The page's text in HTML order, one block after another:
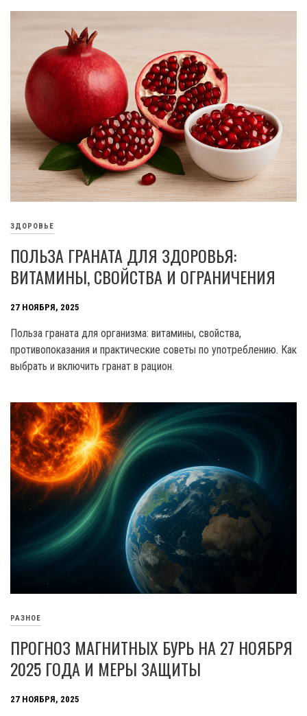
ЗДОРОВЬЕ
ПОЛЬЗА ГРАНАТА ДЛЯ ЗДОРОВЬЯ:
ВИТАМИНЫ, СВОЙСТВА И ОГРАНИЧЕНИЯ
27 НОЯБРЯ, 2025
Польза граната для организма: витамины, свойства,
противопоказания и практические советы по употреблению. Как
выбрать и включить гранат в рацион.
РАЗНОЕ
ПРОГНОЗ МАГНИТНЫХ БУРЬ НА 27 НОЯБРЯ
2025 ГОДА И МЕРЫ ЗАЩИТЫ
27 НОЯБРЯ, 2025